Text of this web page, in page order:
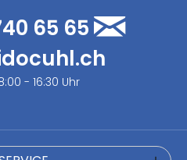
65 65
- 16:30 Uhr